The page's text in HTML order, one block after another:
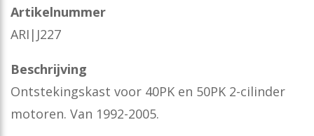
Artikelnummer
ARI|J227
Beschrijving
Ontstekingskast voor 40PK en 50PK 2-cilinder
motoren. Van 1992-2005.